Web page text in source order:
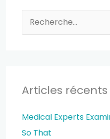
e
c
h
Articles récents
Medical Experts
So That